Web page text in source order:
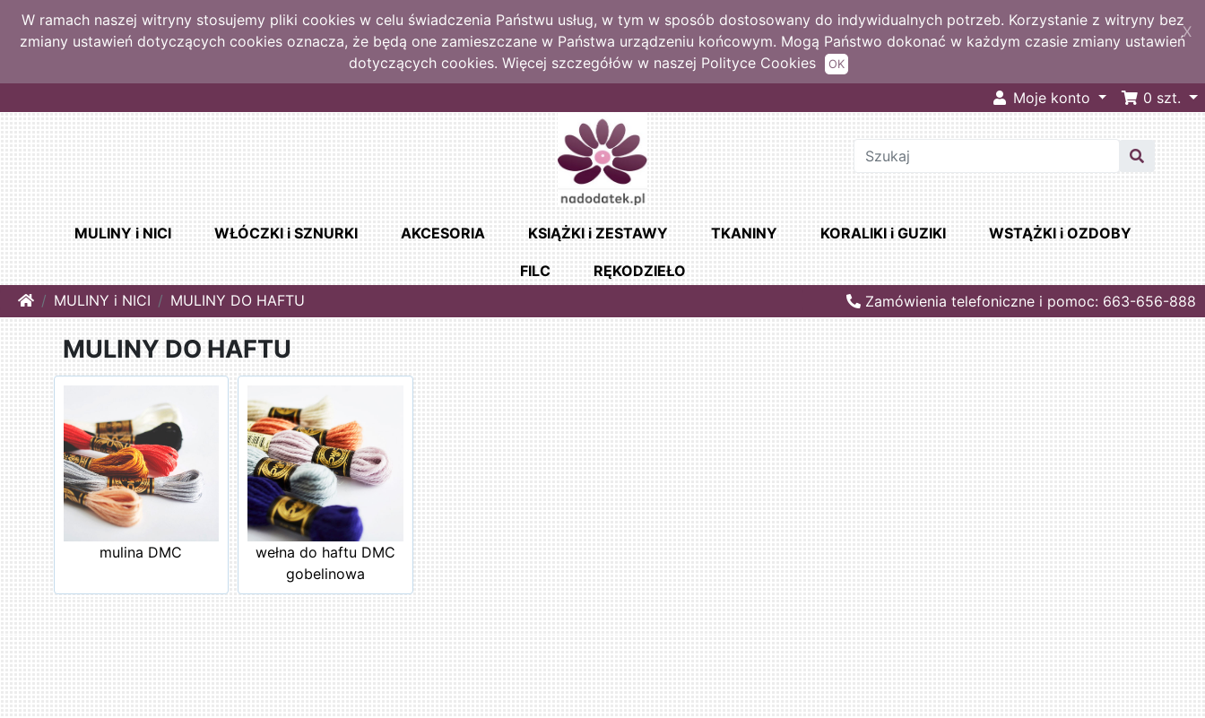
W ramach naszej witryny stosujemy pliki cookies w celu świadczenia Państwu usług, w tym w sposób dostosowany do indywidualnych potrzeb. Korzystanie z witryny bez
zmiany ustawień dotyczących cookies oznacza, że będą one zamieszczane w Państwa urządzeniu końcowym. Mogą Państwo dokonać w każdym czasie zmiany ustawień
dotyczących cookies. Więcej szczegółów w naszej Polityce Cookies
X
OK
Moje konto 0 szt.
MULINY i NICI WŁÓCZKI i SZNURKI AKCESORIA KSIĄŻKI i ZESTAWY TKANINY KORALIKI i GUZIKI WSTĄŻKI i OZDOBY
FILC
RĘKODZIEŁO
HomeMULINY i NICI MULINY DO HAFTU Zamówienia telefoniczne i pomoc: 663-656-888
MULINY DO HAFTU
mulina DMC
wełna do haftu DMC
gobelinowa